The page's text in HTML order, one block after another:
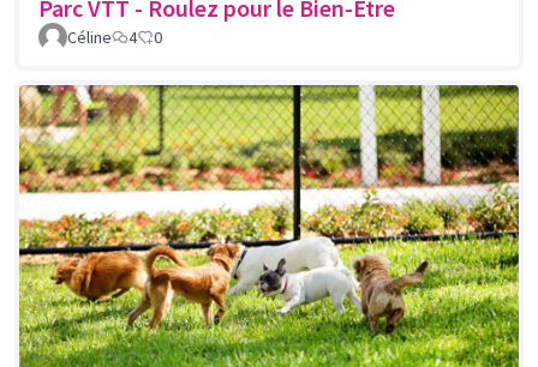
Parc VTT - Roulez pour le Bien-Être
Céline 4 0